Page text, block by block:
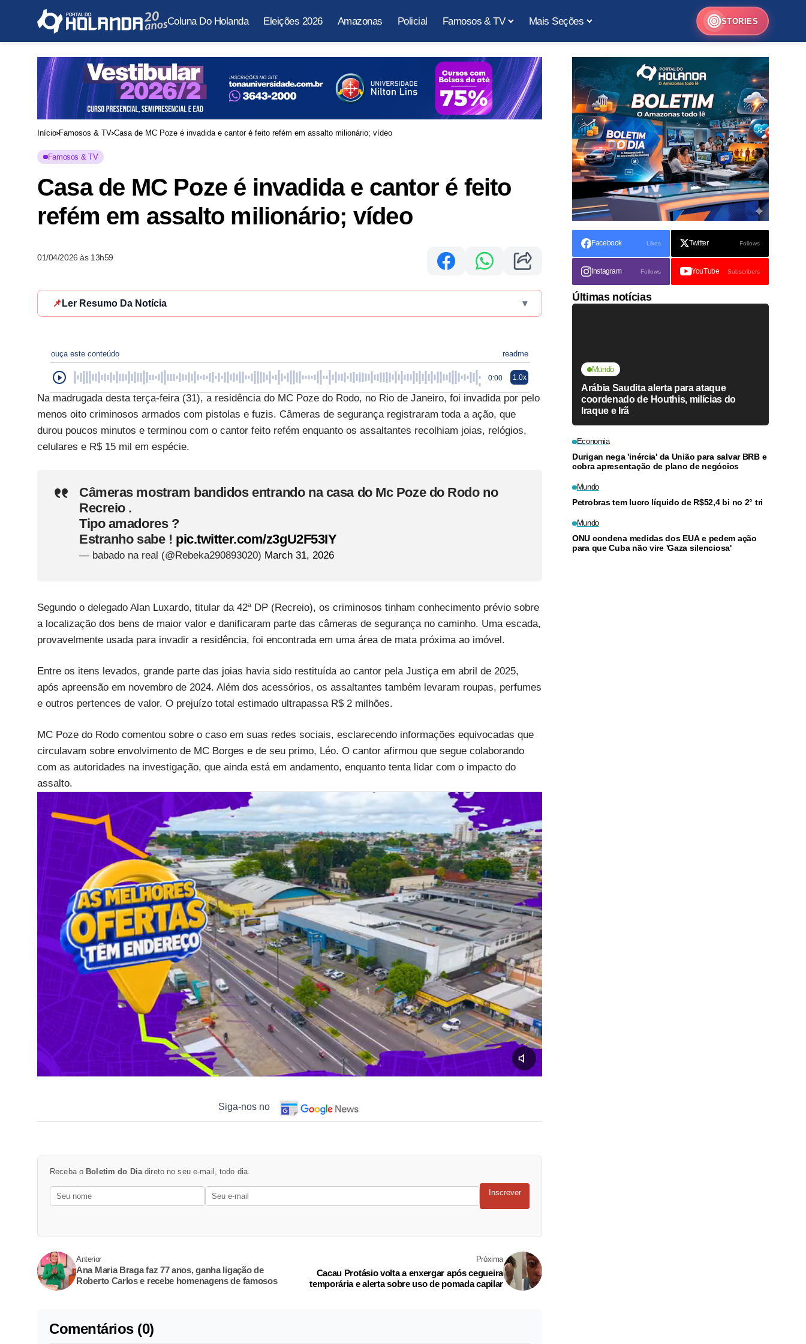
Coluna Do Holanda Eleições 2026 Amazonas Policial Famosos & TV Mais Seções STORIES
Início Famosos & TV Casa de MC Poze é invadida e cantor é feito refém em assalto milionário; vídeo
Famosos & TV
Casa de MC Poze é invadida e cantor é feito
refém em assalto milionário; vídeo
01/04/2026 às 13h59
📌 Ler Resumo Da Notícia ▾
ouça este conteúdo readme
0:00 1.0x
Na madrugada desta terça-feira (31), a residência do MC Poze do Rodo, no Rio de Janeiro, foi invadida por pelo
menos oito criminosos armados com pistolas e fuzis. Câmeras de segurança registraram toda a ação, que
durou poucos minutos e terminou com o cantor feito refém enquanto os assaltantes recolhiam joias, relógios,
celulares e R$ 15 mil em espécie.
Câmeras mostram bandidos entrando na casa do Mc Poze do Rodo no
Recreio .
Tipo amadores ?
Estranho sabe ! pic.twitter.com/z3gU2F53IY
— babado na real (@Rebeka290893020) March 31, 2026
Segundo o delegado Alan Luxardo, titular da 42ª DP (Recreio), os criminosos tinham conhecimento prévio sobre
a localização dos bens de maior valor e danificaram parte das câmeras de segurança no caminho. Uma escada,
provavelmente usada para invadir a residência, foi encontrada em uma área de mata próxima ao imóvel.
Entre os itens levados, grande parte das joias havia sido restituída ao cantor pela Justiça em abril de 2025,
após apreensão em novembro de 2024. Além dos acessórios, os assaltantes também levaram roupas, perfumes
e outros pertences de valor. O prejuízo total estimado ultrapassa R$ 2 milhões.
MC Poze do Rodo comentou sobre o caso em suas redes sociais, esclarecendo informações equivocadas que
circulavam sobre envolvimento de MC Borges e de seu primo, Léo. O cantor afirmou que segue colaborando
com as autoridades na investigação, que ainda está em andamento, enquanto tenta lidar com o impacto do
assalto.
Siga-nos no
Receba o Boletim do Diadireto no seu e-mail, todo dia.
Inscrever
Anterior
Ana Maria Braga faz 77 anos, ganha ligação de
Roberto Carlos e recebe homenagens de famosos
Próxima
Cacau Protásio volta a enxergar após cegueira
temporária e alerta sobre uso de pomada capilar
Comentários (0)
Facebook Likes Twitter Follows
Instagram Follows YouTube Subscribers
Últimas notícias
Mundo
Arábia Saudita alerta para ataque
coordenado de Houthis, milícias do
Iraque e Irã
Economia
Durigan nega 'inércia' da União para salvar BRB e
cobra apresentação de plano de negócios
Mundo
Petrobras tem lucro líquido de R$52,4 bi no 2° tri
Mundo
ONU condena medidas dos EUA e pedem ação
para que Cuba não vire 'Gaza silenciosa'